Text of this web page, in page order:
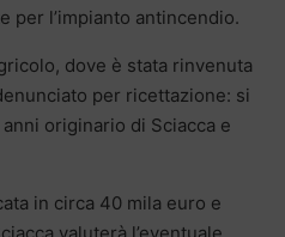
per l’impianto antincendio.
dove è stata rinvenuta
per ricettazione: si
originario di Sciacca e
in circa 40 mila euro e